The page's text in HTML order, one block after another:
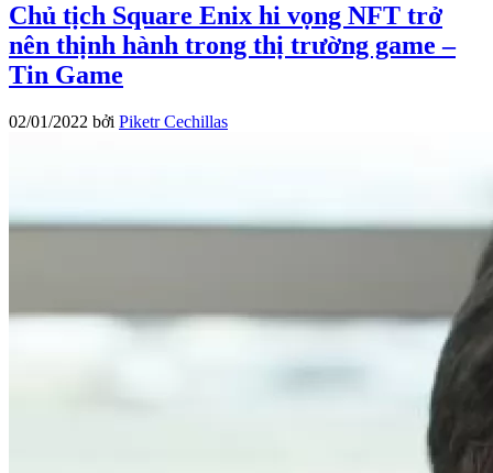
Chủ tịch Square Enix hi vọng NFT trở
nên thịnh hành trong thị trường game –
Tin Game
02/01/2022 bởi Piketr Cechillas